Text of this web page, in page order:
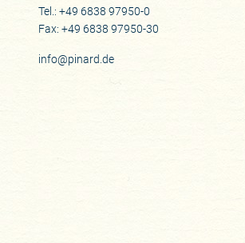
Tel.: +49 6838 97950-0
Fax: +49 6838 97950-30
info@pinard.de